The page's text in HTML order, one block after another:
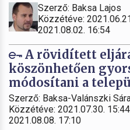
Szerző: Baksa Lajos
Közzétéve:
2021.08.02. 16:54
A rövidített
köszönhetően
módosítani a
Szerző: Baksa-Valánszki
Közzétéve: 2021.07.30.
2021.08.08. 17:10